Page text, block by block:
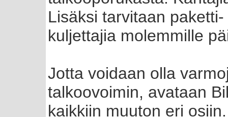
Lisäksi tarvitaan
kuljettajia molemmille
Jotta voidaan olla
talkoovoimin, avataan
kaikkiin muuton eri